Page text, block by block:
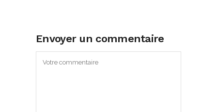
Envoyer un commentaire